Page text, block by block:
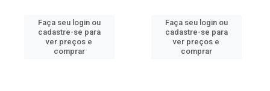
Faça seu login ou
cadastre-se para
ver preços e
comprar
Faça seu login ou
cadastre-se para
ver preços e
comprar